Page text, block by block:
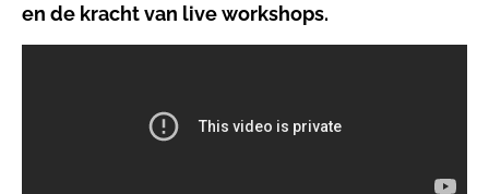
en de kracht van live workshops.